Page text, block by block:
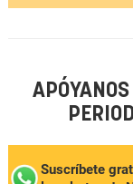
Suscríbete